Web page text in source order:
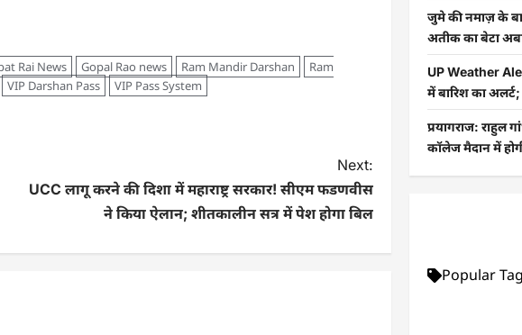
Rai News Gopal Rao news Ram Mandir Darshan
Ram
VIP Darshan Pass VIP Pass System
Next:
UCC लागू करने की दिशा में महाराष्ट्र सरकार! सीएम फडणवीस
ने किया ऐलान; शीतकालीन सत्र में पेश होगा बिल
जुमे की नमाज़ के
अतीक का बेटा
UP Weather
में बारिश का
प्रयागराज: राहुल
कॉलेज मैदान में
Popular